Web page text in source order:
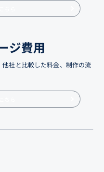
ジ費用
社と比較した料金、制作の流